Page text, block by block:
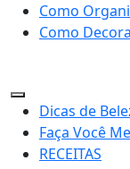
Como
Como
Dicas de
Faça Você
RECEITAS